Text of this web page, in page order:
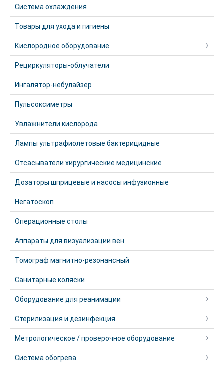
Система охлаждения
Товары для ухода и гигиены
Кислородное оборудование
Рециркуляторы-облучатели
Ингалятор-небулайзер
Пульсоксиметры
Увлажнители кислорода
Лампы ультрафиолетовые бактерицидные
Отсасыватели хирургические медицинские
Дозаторы шприцевые и насосы инфузионные
Негатоскоп
Операционные столы
Аппараты для визуализации вен
Томограф магнитно-резонансный
Санитарные коляски
Оборудование для реанимации
Стерилизация и дезинфекция
Метрологическое / проверочное оборудование
Система обогрева